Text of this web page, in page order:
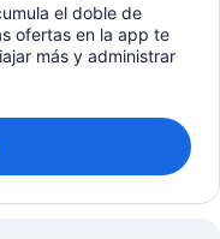
el doble de
ofertas en la app te
más y administrar